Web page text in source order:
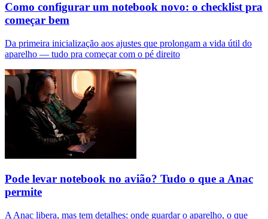
Como configurar um notebook novo: o checklist pra
começar bem
Da primeira inicialização aos ajustes que prolongam a vida útil do
aparelho — tudo pra começar com o pé direito
Pode levar notebook no avião? Tudo o que a Anac
permite
A Anac libera, mas tem detalhes: onde guardar o aparelho, o que